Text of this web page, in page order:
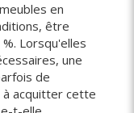
en
être
Lorsqu'elles
une
de
à acquitter cette